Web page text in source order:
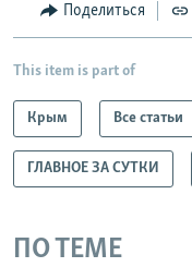
Поделиться
This item is part of
Крым Все статьи
ГЛАВНОЕ ЗА СУТКИ
ПО ТЕМЕ